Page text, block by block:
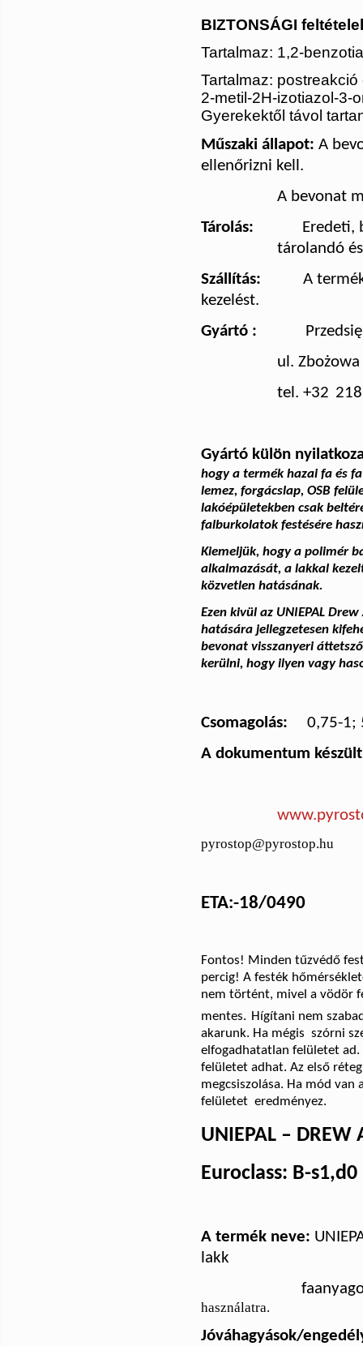
BIZTONSÁGI
Tartalmaz: 1,2-
Tartalmaz:
2-metil-2H-izotiazol-3-
Gyerekektől távol
Műszaki állapot: A
ellenőrizni kell.
A bevonat
Tárolás:
Eredeti,
tárolandó
Szállítás:
A
kezelést.
Gyártó :
ul.
tel. +32
Gyártó külön
hogy a termék hazai fa és
lemez, forgácslap, OSB
lakóépületekben csak
falburkolatok festésére
Kiemeljük, hogy a polimér
alkalmazását, a lakkal
közvetlen hatásának.
Ezen kivül az UNIEPAL
hatására jellegzetesen
bevonat visszanyeri
kerülni, hogy ilyen vagy
Csomagolás:
0,75-1;
A dokumentum
pyrostop@pyrostop.hu
ETA:-18/0490
Fontos! Minden tűzvédő
percig! A festék
nem történt, mivel a vödör
mentes. Hígítani nem
akarunk. Ha mégis szórni
elfogadhatatlan felületet
felületet adhat. Az első
megcsiszolása. Ha mód
felületet eredményez.
UNIEPAL –
Euroclass: B-s1,d0
A termék neve:
lakk
használatra.
Jóváhagyások/